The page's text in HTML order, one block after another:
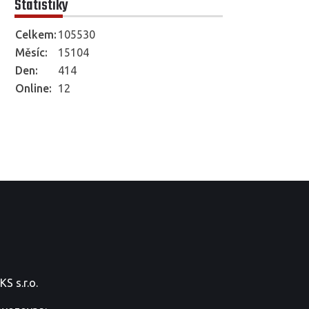
Statistiky
Online: 12
Celkem: 105530
Měsíc:
15104
Den:
414
s.r.o.